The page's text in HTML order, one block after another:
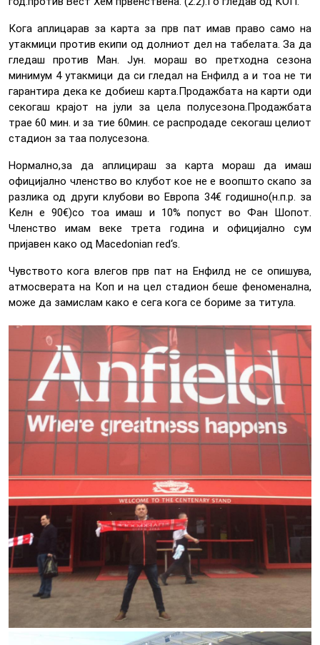
Кога аплицарав за карта за прв пат имав право само на
утакмици против екипи од долниот дел на табелата. За да
гледаш против Ман. Јун. мораш во претходна сезона
минимум 4 утакмици да си гледал на Енфилд а и тоа не ти
гарантира дека ке добиеш карта.Продажбата на карти оди
секогаш крајот на јули за цела полусезона.Продажбата
трае 60 мин. и за тие 60мин. се распродаде секогаш целиот
стадион за таа полусезона.
Нормално,за да аплицираш за карта мораш да имаш
официјално членство во клубот кое не е воопшто скапо за
разлика од други клубови во Европа 34€ годишно(н.п.р. за
Келн е 90€)со тоа имаш и 10% попуст во Фан Шопот.
Членство имам веке трета година и официјално сум
пријавен како од Macedonian red‘s.
Чувството кога влегов прв пат на Енфилд не се опишува,
атмосверата на Коп и на цел стадион беше феноменална,
може да замислам како е сега кога се бориме за титула.